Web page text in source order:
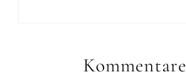
InteraktionenKommentare